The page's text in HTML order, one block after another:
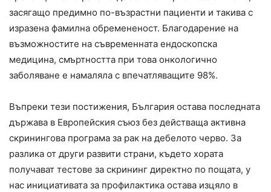
засягащо предимно по-възрастни пациенти и такива с
изразена фамилна обремененост. Благодарение на
възможностите на съвременната ендоскопска
медицина, смъртността при това онкологично
заболяване е намаляла с впечатляващите 98%.
Въпреки тези постижения, България остава последната
държава в Европейския съюз без действаща активна
скринингова програма за рак на дебелото черво. За
разлика от други развити страни, където хората
получават тестове за скрининг директно по пощата, у
нас инициативата за профилактика остава изцяло в